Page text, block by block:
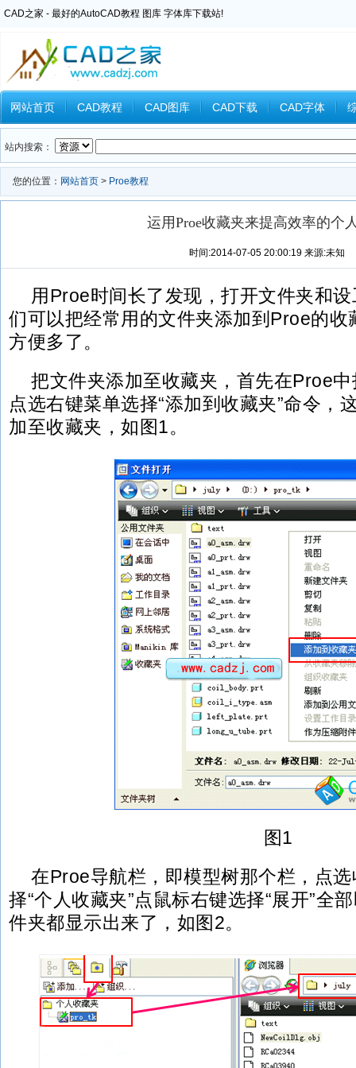
CAD之家 - 最好的AutoCAD教程 图库 字体库下载站!
网站首页 CAD教程 CAD图库 CAD下载 CAD字体
Inventor教程 Ansys教程 CAXA教程 中望CAD Catia教
站内搜索：
您的位置： 网站首页 > Proe教程
运用Proe收藏夹来提高效率的个
时间:2014-07-05 20:00:19 来源:未知
用Proe时间长了发现，打开文件夹和
们可以把经常用的文件夹添加到Proe的收
方便多了。
把文件夹添加至收藏夹，首先在Proe
点选右键菜单选择“添加到收藏夹”命令，
加至收藏夹，如图1。
图1
在Proe导航栏，即模型树那个栏，点
择“个人收藏夹”点鼠标右键选择“展开”全
件夹都显示出来了，如图2。